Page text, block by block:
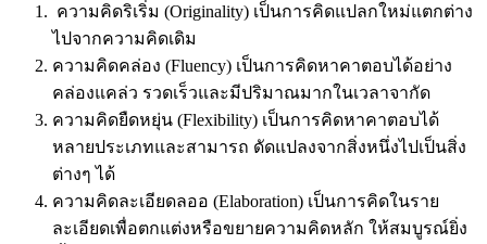
ความคิดริเริ่ม (Originality) เป็นการคิดแปลกใหม่แตกต่าง
ไปจากความคิดเดิม
ความคิดคล่อง (Fluency) เป็นการคิดหาคาตอบได้อย่าง
คล่องแคล่ว รวดเร็วและมีปริมาณมากในเวลาจากัด
ความคิดยืดหยุ่น (Flexibility) เป็นการคิดหาคาตอบได้
หลายประเภทและสามารถ ดัดแปลงจากสิ่งหนึ่งไปเป็นสิ่ง
ต่างๆ ได้
ความคิดละเอียดลออ (Elaboration) เป็นการคิดในราย
ละเอียดเพื่อตกแต่งหรือขยายความคิดหลัก ให้สมบูรณ์ยิ่ง